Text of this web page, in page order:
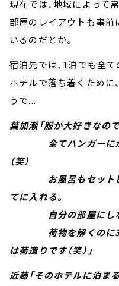
現在では、地域によって
部屋のレイアウトも事前
いるのだとか。
宿泊先では、1泊でも全
ホテルで落ち着くために
うで...
葉加瀬「服が大好きなの
全てハンガーにか
（笑）
お風呂もセットして
てに入れる。
自分の部屋にしな
荷物を解くのに30
は荷造りです（笑）」
近藤「そのホテルに泊ま